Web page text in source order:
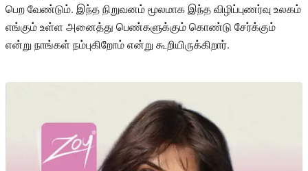
பெற வேண்டும். இந்த நிறுவனம் மூலமாக இந்த விழிப்புணர்வு உலகம்
எங்கும் உள்ள அனைத்து பெண்களுக்கும் கொண்டு சேர்க்கும்
என்று நாங்கள் நம்புகிறோம் என்று கூறியிருக்கிறார்.